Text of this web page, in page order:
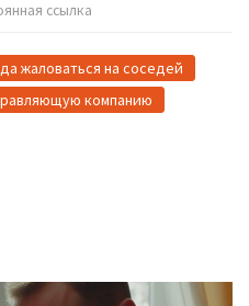
ссылка
жаловаться на соседей
компанию